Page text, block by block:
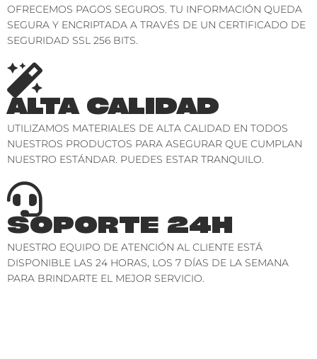
OFRECEMOS PAGOS SEGUROS. TU INFORMACIÓN QUEDA
SEGURA Y ENCRIPTADA A TRAVÉS DE UN CERTIFICADO DE
SEGURIDAD SSL 256 BITS.
ALTA CALIDAD
UTILIZAMOS MATERIALES DE ALTA CALIDAD EN TODOS
NUESTROS PRODUCTOS PARA ASEGURAR QUE CUMPLAN
NUESTRO ESTÁNDAR. PUEDES ESTAR TRANQUILO.
SOPORTE 24H
NUESTRO EQUIPO DE ATENCIÓN AL CLIENTE ESTÁ
DISPONIBLE LAS 24 HORAS, LOS 7 DÍAS DE LA SEMANA
PARA BRINDARTE EL MEJOR SERVICIO.